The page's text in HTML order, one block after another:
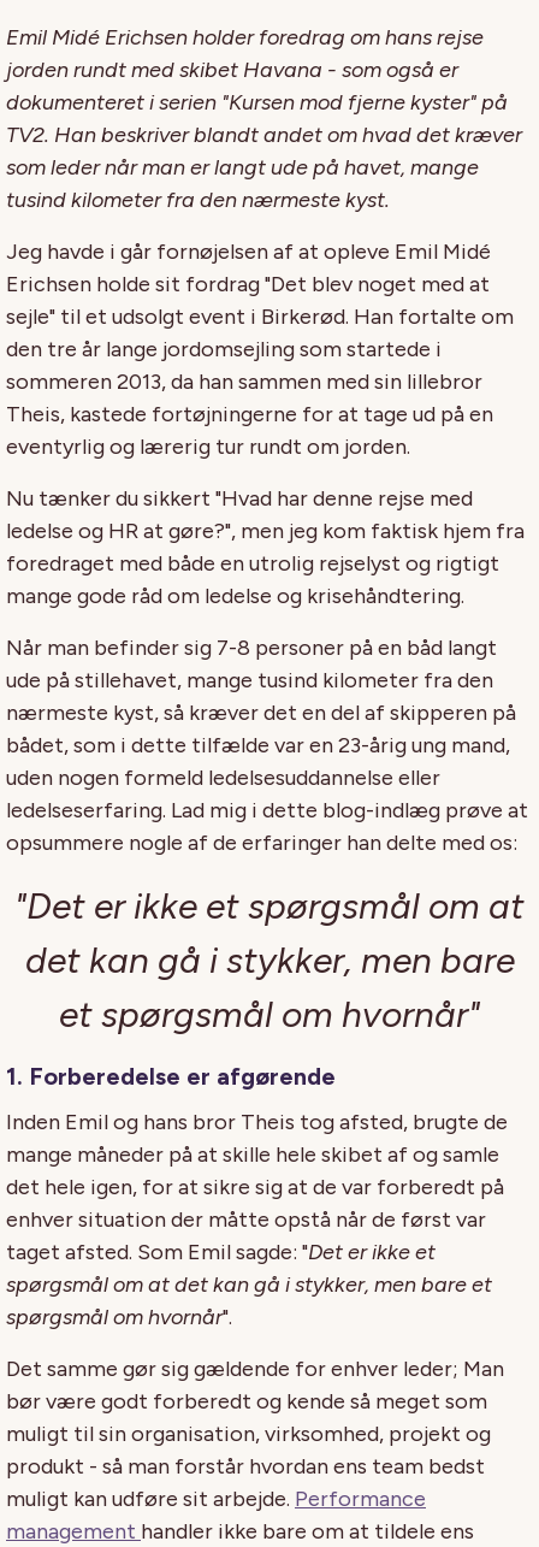
Emil Midé Erichsen holder foredrag om hans rejse
jorden rundt med skibet Havana - som også er
dokumenteret i serien "Kursen mod fjerne kyster" på
TV2. Han beskriver blandt andet om hvad det kræver
som leder når man er langt ude på havet, mange
tusind kilometer fra den nærmeste kyst.
Jeg havde i går fornøjelsen af at opleve Emil Midé
Erichsen holde sit fordrag "Det blev noget med at
sejle" til et udsolgt event i Birkerød. Han fortalte om
den tre år lange jordomsejling som startede i
sommeren 2013, da han sammen med sin lillebror
Theis, kastede fortøjningerne for at tage ud på en
eventyrlig og lærerig tur rundt om jorden.
Nu tænker du sikkert "Hvad har denne rejse med
ledelse og HR at gøre?", men jeg kom faktisk hjem fra
foredraget med både en utrolig rejselyst og rigtigt
mange gode råd om ledelse og krisehåndtering.
Når man befinder sig 7-8 personer på en båd langt
ude på stillehavet, mange tusind kilometer fra den
nærmeste kyst, så kræver det en del af skipperen på
bådet, som i dette tilfælde var en 23-årig ung mand,
uden nogen formeld ledelsesuddannelse eller
ledelseserfaring. Lad mig i dette blog-indlæg prøve at
opsummere nogle af de erfaringer han delte med os:
"Det er ikke et spørgsmål om at
det kan gå i stykker, men bare
et spørgsmål om hvornår"
1. Forberedelse er afgørende
Inden Emil og hans bror Theis tog afsted, brugte de
mange måneder på at skille hele skibet af og samle
det hele igen, for at sikre sig at de var forberedt på
enhver situation der måtte opstå når de først var
taget afsted. Som Emil sagde: "Det er ikke et
spørgsmål om at det kan gå i stykker, men bare et
spørgsmål om hvornår".
Det samme gør sig gældende for enhver leder; Man
bør være godt forberedt og kende så meget som
muligt til sin organisation, virksomhed, projekt og
produkt - så man forstår hvordan ens team bedst
muligt kan udføre sit arbejde. Performance
management handler ikke bare om at tildele ens